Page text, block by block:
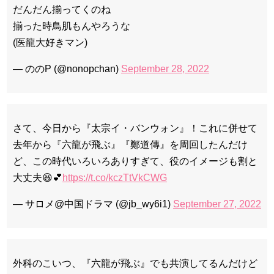
だんだん揃ってくのね
揃った時鳥肌もんやろうな
(医龍大好きマン)
— ののP (@nonopchan) September 28, 2022
さて、今日から『太宗イ・バンウォン』！これに併せて
去年から『六龍が飛ぶ』『鄭道傳』を周回したんだけ
ど、この時代いろいろありすぎて、役のイメージも割と
大丈夫😆💕 https://t.co/kczTtVkCWG
— サロメ@中国ドラマ (@jb_wy6i1) September 27, 2022
外科のこいつ、『六龍が飛ぶ』でも共演してるんだけど